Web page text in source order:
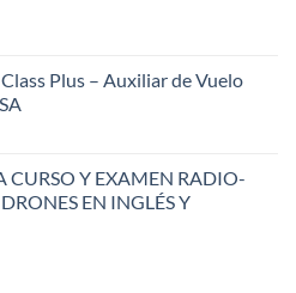
Plus – Auxiliar de Vuelo
CURSO Y EXAMEN RADIO-
EN INGLÉS Y